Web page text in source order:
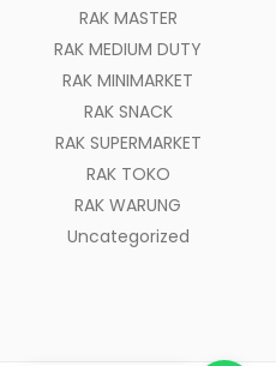
RAK MASTER
RAK MEDIUM DUTY
RAK MINIMARKET
RAK SNACK
RAK SUPERMARKET
RAK TOKO
RAK WARUNG
Uncategorized